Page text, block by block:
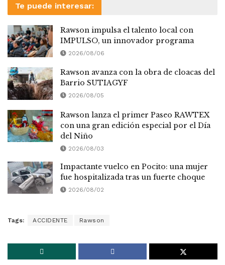
Te puede interesar:
Rawson impulsa el talento local con
IMPULSO, un innovador programa
2026/08/06
Rawson avanza con la obra de cloacas del
Barrio SUTIAGYF
2026/08/05
Rawson lanza el primer Paseo RAWTEX
con una gran edición especial por el Día
del Niño
2026/08/03
Impactante vuelco en Pocito: una mujer
fue hospitalizada tras un fuerte choque
2026/08/02
Tags: ACCIDENTE Rawson